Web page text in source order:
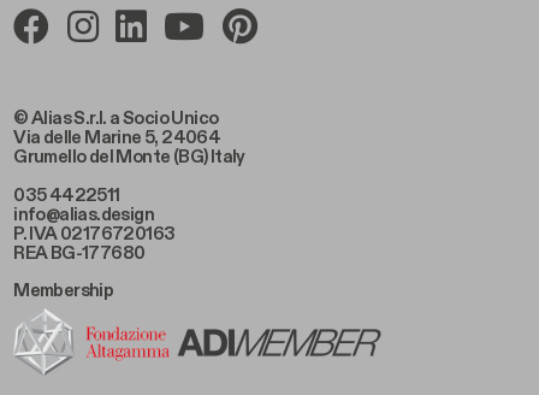
© Alias S.r.l. a Socio Unico
Via delle Marine 5, 24064
Grumello del Monte (BG) Italy
035 4422511
info@alias.design
P. IVA 02176720163
REA BG-177680
Membership